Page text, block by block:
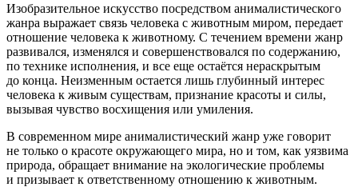
Изобразительное искусство посредством анималистического
жанра выражает связь человека с животным миром, передает
отношение человека к животному. С течением времени жанр
развивался, изменялся и совершенствовался по содержанию,
по технике исполнения, и все еще остаётся нераскрытым
до конца. Неизменным остается лишь глубинный интерес
человека к живым существам, признание красоты и силы,
вызывая чувство восхищения или умиления.
В современном мире анималистический жанр уже говорит
не только о красоте окружающего мира, но и том, как уязвима
природа, обращает внимание на экологические проблемы
и призывает к ответственному отношению к животным.